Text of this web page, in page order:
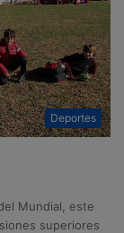
Deportes
Mundial, este
superiores